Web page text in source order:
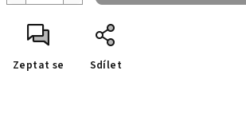
Zeptat se Sdílet